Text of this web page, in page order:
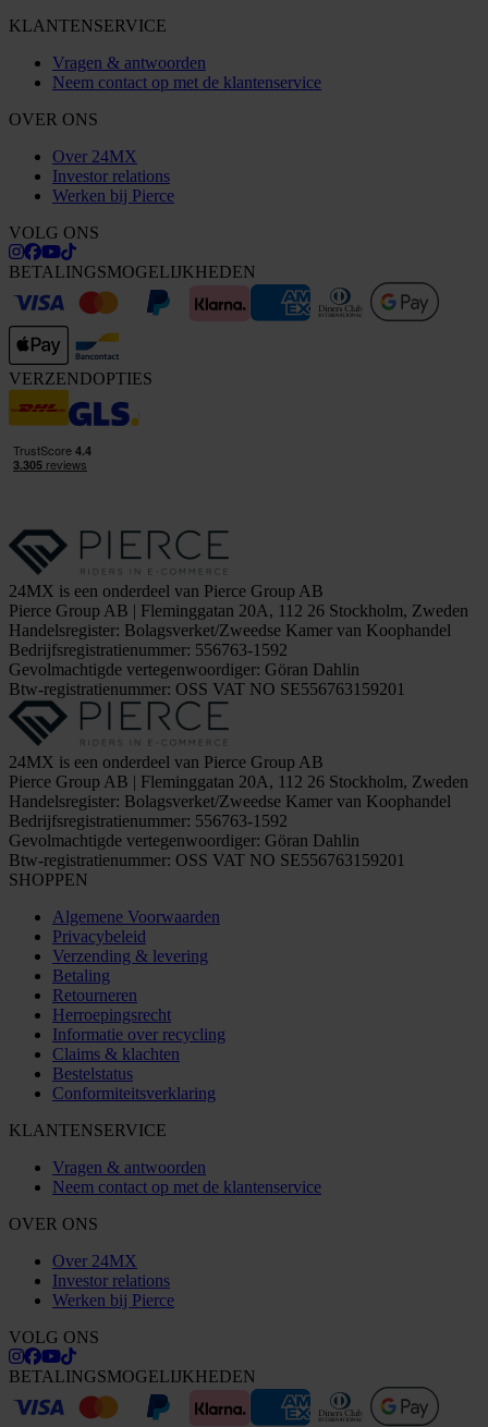
KLANTENSERVICE
Vragen & antwoorden
Neem contact op met de klantenservice
OVER ONS
Over 24MX
Investor relations
Werken bij Pierce
VOLG ONS
BETALINGSMOGELIJKHEDEN
VERZENDOPTIES
24MX is een onderdeel van Pierce Group AB
Pierce Group AB | Fleminggatan 20A, 112 26 Stockholm, Zweden
Handelsregister: Bolagsverket/Zweedse Kamer van Koophandel
Bedrijfsregistratienummer: 556763-1592
Gevolmachtigde vertegenwoordiger: Göran Dahlin
Btw-registratienummer: OSS VAT NO SE556763159201
24MX is een onderdeel van Pierce Group AB
Pierce Group AB | Fleminggatan 20A, 112 26 Stockholm, Zweden
Handelsregister: Bolagsverket/Zweedse Kamer van Koophandel
Bedrijfsregistratienummer: 556763-1592
Gevolmachtigde vertegenwoordiger: Göran Dahlin
Btw-registratienummer: OSS VAT NO SE556763159201
SHOPPEN
Algemene Voorwaarden
Privacybeleid
Verzending & levering
Betaling
Retourneren
Herroepingsrecht
Informatie over recycling
Claims & klachten
Bestelstatus
Conformiteitsverklaring
KLANTENSERVICE
Vragen & antwoorden
Neem contact op met de klantenservice
OVER ONS
Over 24MX
Investor relations
Werken bij Pierce
VOLG ONS
BETALINGSMOGELIJKHEDEN